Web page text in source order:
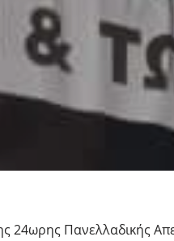
24ωρης Πανελλαδικής